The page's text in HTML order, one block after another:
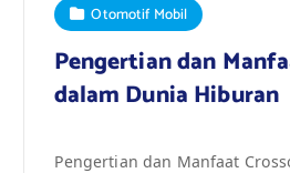
Otomotif Mobil
Pengertian dan
dalam Dunia Hiburan
Pengertian dan Manfaat